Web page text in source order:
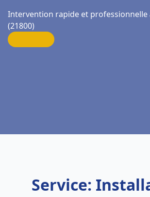
Intervention rapide et professionnelle
(21800)
Service: